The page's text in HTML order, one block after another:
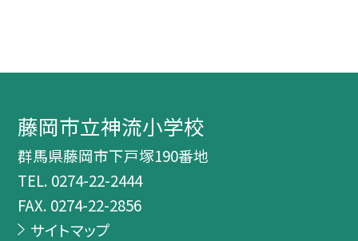
藤岡市立神流小学校
群馬県藤岡市下戸塚190番地
TEL. 0274-22-2444
FAX. 0274-22-2856
サイトマップ